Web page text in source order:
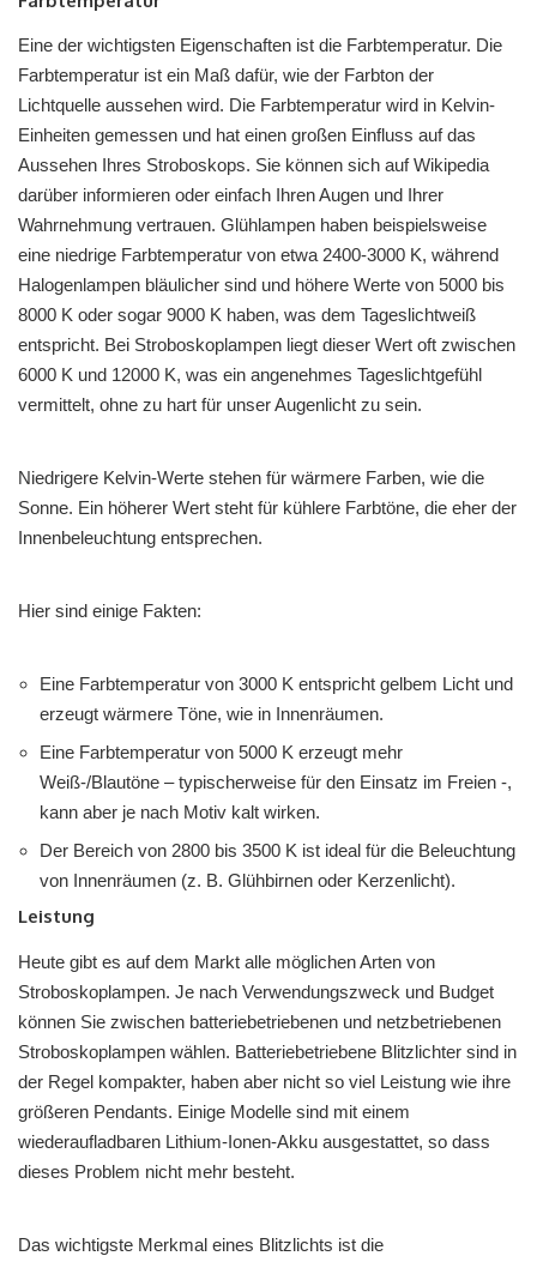
Eine der wichtigsten Eigenschaften ist die Farbtemperatur. Die
Farbtemperatur ist ein Maß dafür, wie der Farbton der
Lichtquelle aussehen wird. Die Farbtemperatur wird in Kelvin-
Einheiten gemessen und hat einen großen Einfluss auf das
Aussehen Ihres Stroboskops. Sie können sich auf Wikipedia
darüber informieren oder einfach Ihren Augen und Ihrer
Wahrnehmung vertrauen. Glühlampen haben beispielsweise
eine niedrige Farbtemperatur von etwa 2400-3000 K, während
Halogenlampen bläulicher sind und höhere Werte von 5000 bis
8000 K oder sogar 9000 K haben, was dem Tageslichtweiß
entspricht. Bei Stroboskoplampen liegt dieser Wert oft zwischen
6000 K und 12000 K, was ein angenehmes Tageslichtgefühl
vermittelt, ohne zu hart für unser Augenlicht zu sein.
Niedrigere Kelvin-Werte stehen für wärmere Farben, wie die
Sonne. Ein höherer Wert steht für kühlere Farbtöne, die eher der
Innenbeleuchtung entsprechen.
Hier sind einige Fakten:
Eine Farbtemperatur von 3000 K entspricht gelbem Licht und
erzeugt wärmere Töne, wie in Innenräumen.
Eine Farbtemperatur von 5000 K erzeugt mehr
Weiß-/Blautöne – typischerweise für den Einsatz im Freien -,
kann aber je nach Motiv kalt wirken.
Der Bereich von 2800 bis 3500 K ist ideal für die Beleuchtung
von Innenräumen (z. B. Glühbirnen oder Kerzenlicht).
Leistung
Heute gibt es auf dem Markt alle möglichen Arten von
Stroboskoplampen. Je nach Verwendungszweck und Budget
können Sie zwischen batteriebetriebenen und netzbetriebenen
Stroboskoplampen wählen. Batteriebetriebene Blitzlichter sind in
der Regel kompakter, haben aber nicht so viel Leistung wie ihre
größeren Pendants. Einige Modelle sind mit einem
wiederaufladbaren Lithium-Ionen-Akku ausgestattet, so dass
dieses Problem nicht mehr besteht.
Das wichtigste Merkmal eines Blitzlichts ist die